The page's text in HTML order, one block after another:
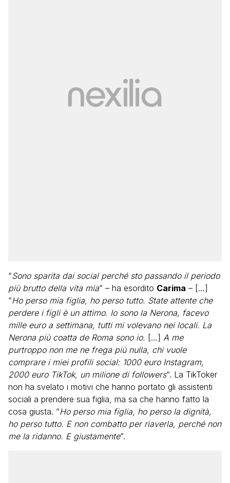
“Sono sparita dai social perché sto passando il periodo
più brutto della vita mia” – ha esordito Carima – […]
“Ho perso mia figlia, ho perso tutto. State attente che
perdere i figli è un attimo. Io sono la Nerona, facevo
mille euro a settimana, tutti mi volevano nei locali. La
Nerona più coatta de Roma sono io. […] A me
purtroppo non me ne frega più nulla, chi vuole
comprare i miei profili social: 1000 euro Instagram,
2000 euro TikTok, un milione di followers“. La TikToker
non ha svelato i motivi che hanno portato gli assistenti
sociali a prendere sua figlia, ma sa che hanno fatto la
cosa giusta. “Ho perso mia figlia, ho perso la dignità,
ho perso tutto. E non combatto per riaverla, perché non
me la ridanno. E giustamente“.